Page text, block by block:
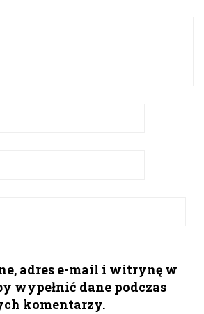
adres e-mail i witrynę w
wypełnić dane podczas
komentarzy.